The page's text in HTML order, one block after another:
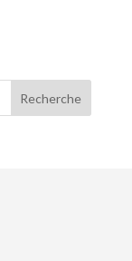
Recherche